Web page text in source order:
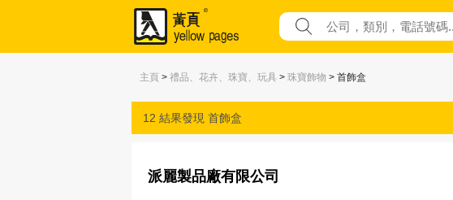
主頁 > 禮品、花卉、珠寶、玩具 > 珠寶飾物 > 首飾盒
12 結果發現 首飾盒
派麗製品廠有限公司